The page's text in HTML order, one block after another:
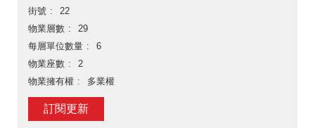
街號
22
物業層數
29
每層單位數量
6
物業座數
2
物業擁有權
多業權
訂閱更新